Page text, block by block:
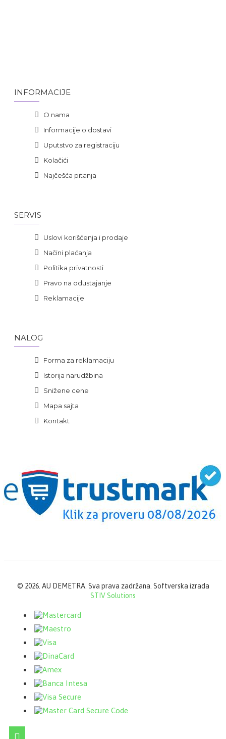
INFORMACIJE
O nama
Informacije o dostavi
Uputstvo za registraciju
Kolačići
Najčešća pitanja
SERVIS
Uslovi korišćenja i prodaje
Načini plaćanja
Politika privatnosti
Pravo na odustajanje
Reklamacije
NALOG
Forma za reklamaciju
Istorija narudžbina
Snižene cene
Mapa sajta
Kontakt
© 2026. AU DEMETRA. Sva prava zadržana. Softverska izrada
STIV Solutions